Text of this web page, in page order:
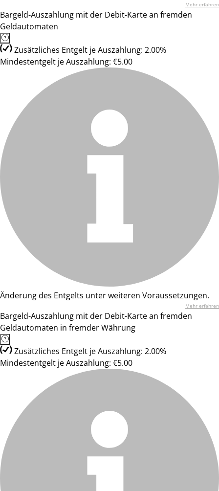
Mehr erfahren
Bargeld-Auszahlung mit der Debit-Karte an fremden
Geldautomaten
Zusätzliches Entgelt je Auszahlung: 2.00%
Mindestentgelt je Auszahlung: €5.00
Änderung des Entgelts unter weiteren Voraussetzungen.
Mehr erfahren
Bargeld-Auszahlung mit der Debit-Karte an fremden
Geldautomaten in fremder Währung
Zusätzliches Entgelt je Auszahlung: 2.00%
Mindestentgelt je Auszahlung: €5.00